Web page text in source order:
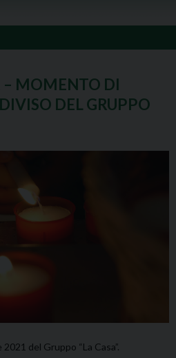
– MOMENTO DI
DEL GRUPPO
del Gruppo “La Casa”.